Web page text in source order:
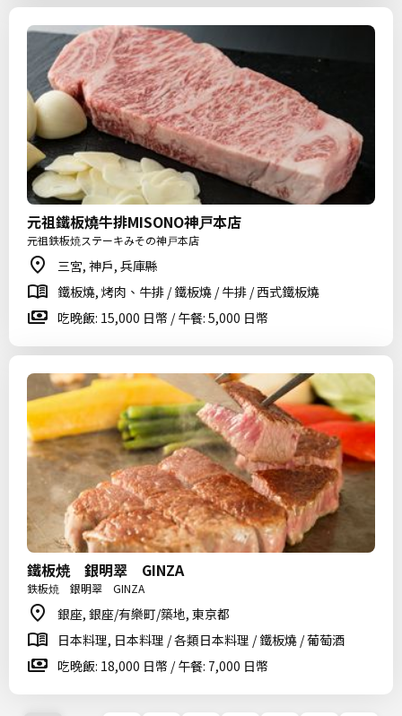
元祖鐵板燒牛排MISONO神戸本店
元祖鉄板焼ステーキみその神戸本店
三宮, 神戶, 兵庫縣
鐵板燒, 烤肉、牛排 / 鐵板燒 / 牛排 / 西式鐵板燒
吃晚飯: 15,000 日幣 / 午餐: 5,000 日幣
鐵板焼 銀明翠 GINZA
鉄板焼 銀明翠 GINZA
銀座, 銀座/有樂町/築地, 東京都
日本料理, 日本料理 / 各類日本料理 / 鐵板燒 / 葡萄酒
吃晚飯: 18,000 日幣 / 午餐: 7,000 日幣